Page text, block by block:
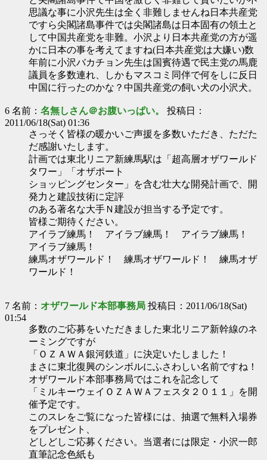
思議な事に小沢先生は全く非難しませんね日本共産党
ですら尖閣諸島事件では尖閣諸島は日本固有の領土と
して中国共産党を非難。小沢より日本共産党の方が遥
かに日本の事を考えてますね(日本共産党は大嫌い)数
年前に小沢バカチョン先生は国賓待遇で民主党の馬鹿
議員を多数連れ、しかもマスコミ同伴で何をしに反日
中国に行ったのかな？中国共産党の飼い犬の小沢犬。
6 名前： 名無しさん＠お腹いっぱい。 投稿日：
2011/06/18(Sat) 01:36
さっそく皆様の暖かいご声援を多数いただき、ただた
だ感謝いたします。
計画では東北リニア新練馬駅は「超高層オザワールド
タワー」「オザポート
ショッピングセンター」を含む壮大な開発計画で、開
発力と建設技術に定評
のある著名な大手Ｎ建設が担当する予定です。
皆様ご期待ください。
アイラブ練馬！ アイラブ練馬！ アイラブ練馬！
アイラブ練馬！
練馬オザワールド！ 練馬オザワールド！ 練馬オザ
ワールド！
7 名前： オザワールド本部事務局 投稿日：2011/06/18(Sat)
01:54
多数のご応募をいただきました東北リニア新幹線のネ
ーミングですが
「ＯＺＡＷＡ銀河鉄道」に決定いたしました！
まさに東北復興のシンボルにふさわしい名前ですね！
オザワールド本部事務局ではこれを記念して
「ミルキーウェイＯＺＡＷＡフェスタ２０１１」を開
催予定です。
このスレをご覧になった皆様には、抽選で無料入場券
をプレゼント、
どしどしご応募ください。当選者には限定・小沢一郎
直筆記念色紙も